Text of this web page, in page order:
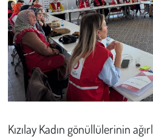
Kızılay Kadın gönüllülerinin
Kent
Eğlence